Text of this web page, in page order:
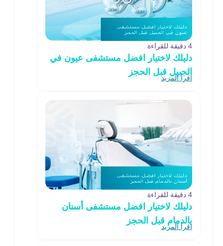
4 دقيقة للقراءة
دليلك لاختيار افضل مستشفى عيون في
الجبيل قبل الحجز
اقرأ المزيد
4 دقيقة للقراءة
دليلك لاختيار افضل مستشفى أسنان
بالدمام قبل الحجز
اقرأ المزيد